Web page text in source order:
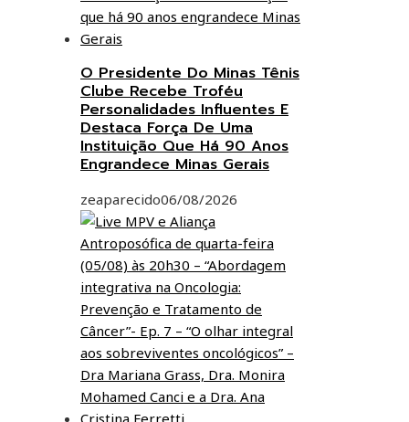
O Presidente Do Minas Tênis
Clube Recebe Troféu
Personalidades Influentes E
Destaca Força De Uma
Instituição Que Há 90 Anos
Engrandece Minas Gerais
zeaparecido06/08/2026